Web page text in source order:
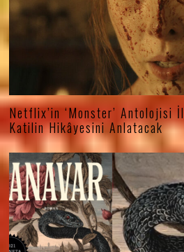
Netflix’in ‘Monster’ Antolojisi
Katilin Hikâyesini Anlatacak